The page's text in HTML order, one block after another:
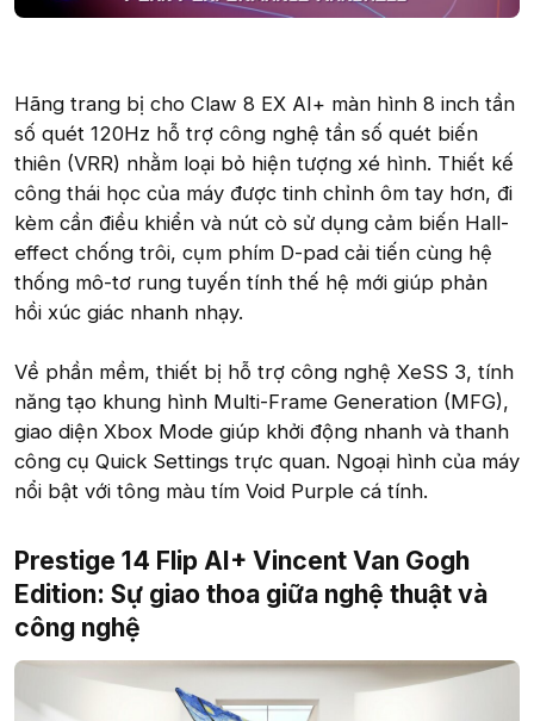
Hãng trang bị cho Claw 8 EX AI+ màn hình 8 inch tần
số quét 120Hz hỗ trợ công nghệ tần số quét biến
thiên (VRR) nhằm loại bỏ hiện tượng xé hình. Thiết kế
công thái học của máy được tinh chỉnh ôm tay hơn, đi
kèm cần điều khiển và nút cò sử dụng cảm biến Hall-
effect chống trôi, cụm phím D-pad cải tiến cùng hệ
thống mô-tơ rung tuyến tính thế hệ mới giúp phản
hồi xúc giác nhanh nhạy.
Về phần mềm, thiết bị hỗ trợ công nghệ XeSS 3, tính
năng tạo khung hình Multi-Frame Generation (MFG),
giao diện Xbox Mode giúp khởi động nhanh và thanh
công cụ Quick Settings trực quan. Ngoại hình của máy
nổi bật với tông màu tím Void Purple cá tính.
Prestige 14 Flip AI+ Vincent Van Gogh
Edition: Sự giao thoa giữa nghệ thuật và
công nghệ​